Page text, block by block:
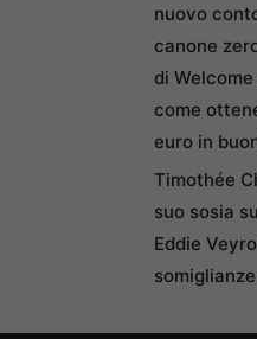
nuovo
canone
di
come
euro in
Timothée
suo sosia
Eddie